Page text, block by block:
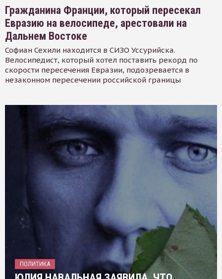
Гражданина Франции, который пересекал
Евразию на велосипеде, арестовали на
Дальнем Востоке
Софиан Сехили находится в СИЗО Уссурийска.
Велосипедист, который хотел поставить рекорд по
скорости пересечения Евразии, подозревается в
незаконном пересечении российской границы
ПОЛИТИКА